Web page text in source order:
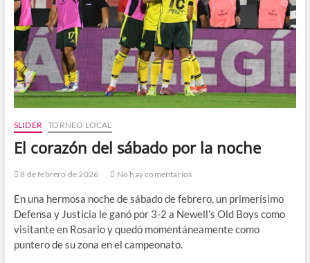
SLIDER TORNEO LOCAL
El corazón del sábado por la noche
8 de febrero de 2026 No hay comentarios
En una hermosa noche de sábado de febrero, un primerísimo
Defensa y Justicia le ganó por 3-2 a Newell’s Old Boys como
visitante en Rosario y quedó momentáneamente como
puntero de su zona en el campeonato.